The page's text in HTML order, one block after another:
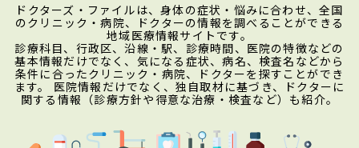
ドクターズ・ファイルは、身体の症状・悩みに合わせ、全国
のクリニック・病院、ドクターの情報を調べることができる
地域医療情報サイトです。
診療科目、行政区、沿線・駅、診療時間、医院の特徴などの
基本情報だけでなく、気になる症状、病名、検査名などから
条件に合ったクリニック・病院、ドクターを探すことができ
ます。 医院情報だけでなく、独自取材に基づき、ドクターに
関する情報（診療方針や得意な治療・検査など）も紹介。